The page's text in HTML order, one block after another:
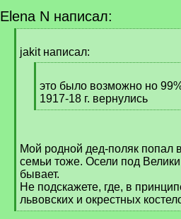
Elena N написал:
q
jakit написал:
q
]
это было возможно но
1917-18 г. вернулись
[
]
Мой родной дед-поляк попал в
семьи тоже. Осели под
бывает.
Не подскажете, где, в
львовских и окрестных
[